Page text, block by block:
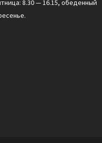
8.30 — 16.15, обеденный